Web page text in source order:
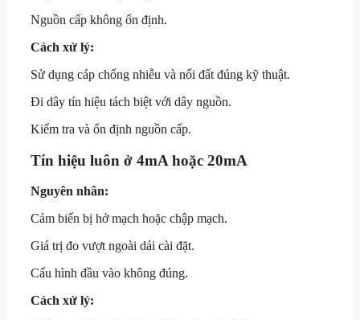
Nguồn cấp không ổn định.
Cách xử lý:
Sử dụng cáp chống nhiễu và nối đất đúng kỹ thuật.
Đi dây tín hiệu tách biệt với dây nguồn.
Kiểm tra và ổn định nguồn cấp.
Tín hiệu luôn ở 4mA hoặc 20mA
Nguyên nhân:
Cảm biến bị hở mạch hoặc chập mạch.
Giá trị đo vượt ngoài dải cài đặt.
Cấu hình đầu vào không đúng.
Cách xử lý: